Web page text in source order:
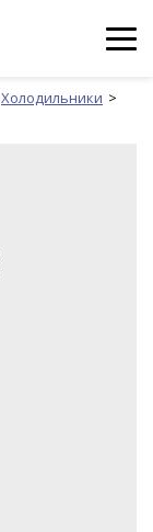
Холодильники